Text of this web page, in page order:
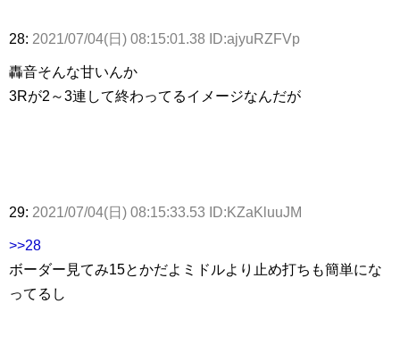
28: 2021/07/04(日) 08:15:01.38 ID:ajyuRZFVp
轟音そんな甘いんか
3Rが2～3連して終わってるイメージなんだが
29: 2021/07/04(日) 08:15:33.53 ID:KZaKluuJM
>>28
ボーダー見てみ15とかだよミドルより止め打ちも簡単にな
ってるし